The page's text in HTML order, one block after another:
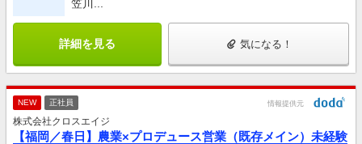
笠川...
詳細を見る 気になる！
NEW 正社員 情報提供元
株式会社クロスエイジ
【福岡／春日】農業×プロデュース営業（既存メイン）未経験